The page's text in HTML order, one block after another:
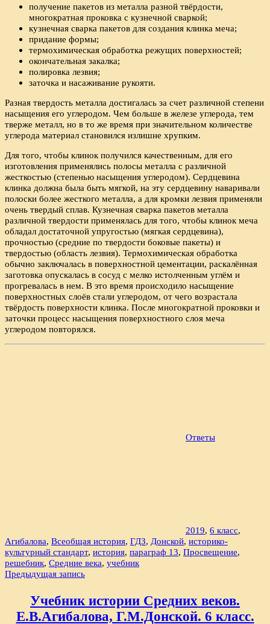
получение пакетов из металла разной твёрдости,
многократная проковка с кузнечной сваркой;
кузнечная сварка пакетов для создания клинка меча;
придание формы;
термохимическая обработка режущих поверхностей;
окончательная закалка;
полировка лезвия;
заточка и насаживание рукояти.
Разная твердость металла достигалась за счет различной степени
насыщения его углеродом. Чем больше в железе углерода, тем
тверже металл, но в то же время при значительном количестве
углерода материал становился излишне хрупким.
Для того, чтобы клинок получился качественным, для его
изготовления применялись полосы металла с различной
жесткостью (степенью насыщения углеродом). Сердцевина
клинка должна была быть мягкой, на эту сердцевину наваривали
полоски более жесткого металла, а для кромки лезвия применяли
очень твердый сплав. Кузнечная сварка пакетов металла
различной твердости применялась для того, чтобы клинок меча
обладал достаточной упругостью (мягкая сердцевина),
прочностью (средние по твердости боковые пакеты) и
твердостью (область лезвия). Термохимическая обработка
обычно заключалась в поверхностной цементации, раскалённая
заготовка опускалась в сосуд с мелко истолченным углём и
прогревалась в нем. В это время происходило насыщение
поверхностных слоёв стали углеродом, от чего возрастала
твёрдость поверхности клинка. После многократной проковки и
заточки процесс насыщения поверхностного слоя меча
углеродом повторялся.
Ответы
2019, 6 класс,
Агибалова, Всеобщая история, ГДЗ, Донской, историко-
культурный стандарт, история, параграф 13, Просвещение,
решебник, Средние века, учебник
Навигация
записям
Предыдущая запись
Учебник истории Средних веков.
Е.В.Агибалова, Г.М.Донской. 6 класс.